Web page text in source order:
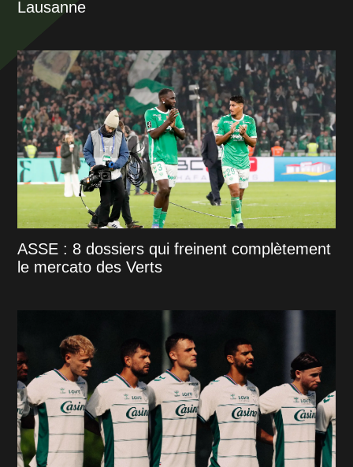
Lausanne
ASSE : 8 dossiers qui freinent complètement
le mercato des Verts